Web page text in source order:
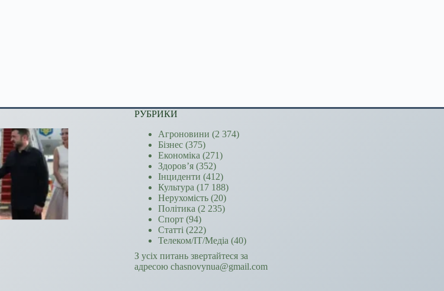
РУБРИКИ
Агроновини (2 374)
Бізнес (375)
Економіка (271)
Здоров’я (352)
Інциденти (412)
Культура (17 188)
Нерухомість (20)
Політика (2 235)
Спорт (94)
Статті (222)
Телеком/ІТ/Медіа (40)
З усіх питань звертайтеся за
адресою chasnovynua@gmail.com